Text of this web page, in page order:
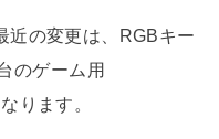
近の変更は、RGBキー
のゲーム用
ります。